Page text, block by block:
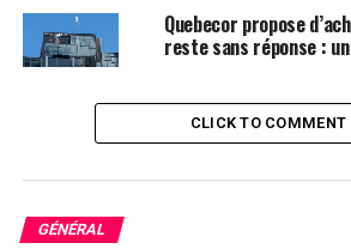
Flaherty devrait rejoindre les
mercredi et effectuer son premier
Athletics d’Oakland.
performances dignes d’un as, mais il
Quebecor propose
reste sans réponse :
CLICK TO COMMENT
GÉNÉRAL